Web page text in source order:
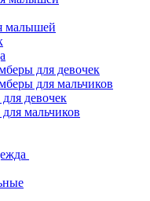
малышей
для девочек
для мальчиков
девочек
мальчиков